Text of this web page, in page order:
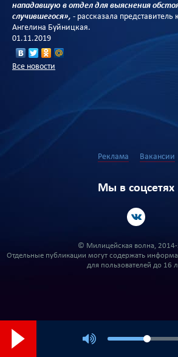
нападавшую в отдел для выяснения
случившегося», - рассказала
Ангелина Буйницкая.
01.11.2019
Все новости
Реклама Вакансии
Мы в соцсетях
© Милицейская волна,
Отдельные публикации могут содержать
для пользователей до 16